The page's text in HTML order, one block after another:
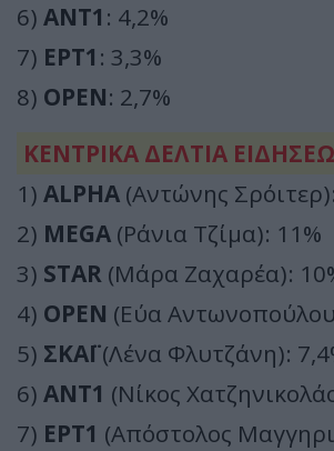
6) ΑΝΤ1 : 4,2%
7) ΕΡΤ1 : 3,3%
8) OPEN: 2,7%
ΚΕΝΤΡΙΚΑ ΔΕΛΤΙΑ
1) ALPHA (Αντώνης
2) MEGA (Ράνια Τζίμα): 11%
3) STAR (Μάρα Ζαχαρέα):
4) OPEN (Εύα
5) ΣΚΑΪ(Λένα Φλυτζάνη):
6) ΑΝΤ1 (Νίκος
7) ΕΡΤ1 (Απόστολος